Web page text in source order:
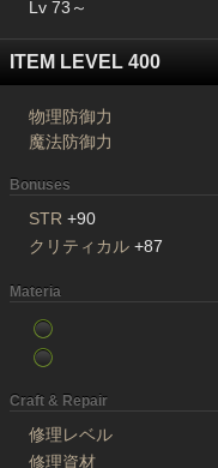
Lv 73～
ITEM LEVEL 400
物理防御力
魔法防御力
Bonuses
STR +90
クリティカル +87
Materia
Craft & Repair
修理レベル
修理資材